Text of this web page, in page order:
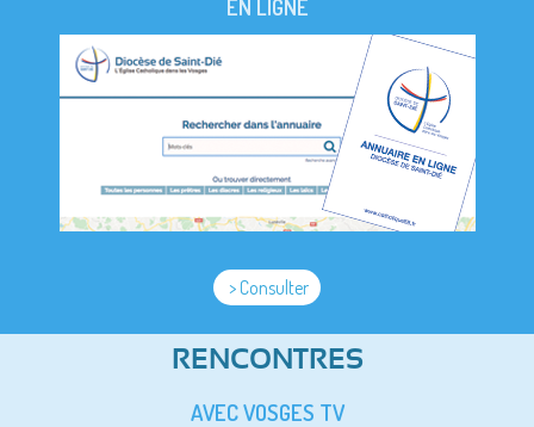
EN LIGNE
> Consulter
RENCONTRES
AVEC VOSGES TV